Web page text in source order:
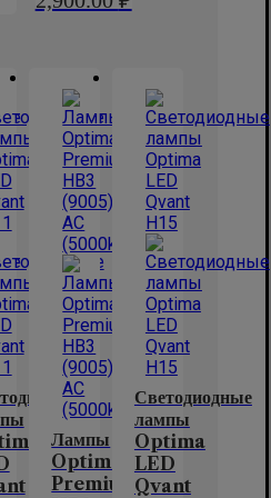
Лампы
Optima
Premium
Светодиодные
лампы
Optima
LED
Qvant